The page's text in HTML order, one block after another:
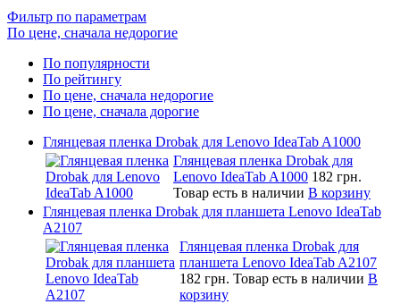
Фильтр по параметрам
По цене, сначала недорогие
По популярности
По рейтингу
По цене, сначала недорогие
По цене, сначала дорогие
Глянцевая пленка Drobak для Lenovo IdeaTab A1000
Глянцевая пленка Drobak для
Lenovo IdeaTab A1000 182 грн.
Товар есть в наличии В корзину
Глянцевая пленка Drobak для планшета Lenovo IdeaTab
A2107
Глянцевая пленка Drobak для
планшета Lenovo IdeaTab A2107
182 грн. Товар есть в наличии В
корзину